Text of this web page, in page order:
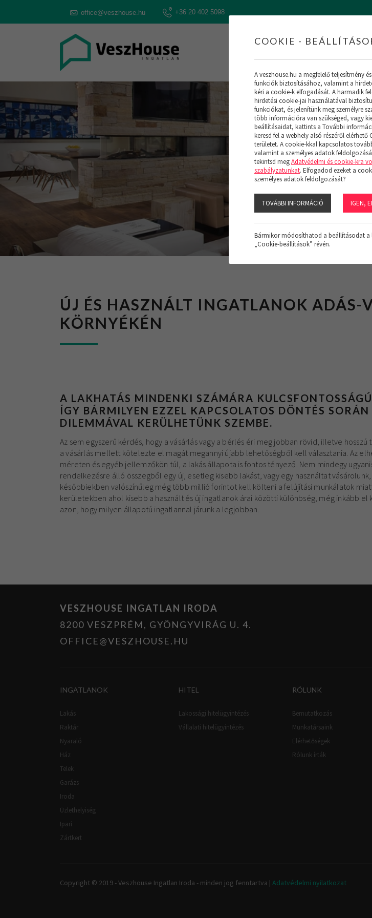
office@veszhouse.hu +36 20 402 5098
ÚJ MENÜ
ÚJ ÉS HASZNÁLT INGATLANOK ADÁS-
KÖRNYÉKÉN
A LAKHATÁS MINDENKI SZÁMÁRA
ÍGY BÁRMILYEN EZZEL KAPCSOLATOS DÖNTÉS
DILEMMÁVAL KERÜLHETÜNK SZEMBE.
Az sem egyszerű kérdés, hogy a vásárlás vagy a bérlés éri meg jobban rövid, illetve hosszú
a vásárlás mellett kötelezte el magát megannyi újabb lehetőségből kell választania. Az
méreten és egyéb jellemzőkön túl, a lakás állapota is fontos tényező. Nem mindegy
rendelkezésre álló összegből egy új, esetleg kisebb lakást, vagy egy használtat
későbbiekben valószínűleg még több millió forintot kell költeni a felújítási munkálatok
kerületekben ahol kisebb a használt és új ingatlanok árai közötti különbség, még inkább
azon, hogy milyen állapotú ingatlannal járunk a legjobban.
VESZHOUSE INGATLAN IRODA
8200 VESZPRÉM, GYÖNGYVIRÁG U. 4.
OFFICE@VESZHOUSE.HU
INGATLANOK
Lakás
Raktár
Nyaraló
Ház
Telek
Garázs
Iroda
Üzlethelyiség
Ipari
Zártkert
HITEL
Lakossági hitelügyintézés
Vállalati hitelügyintézés
RÓLUNK
Bemutatkozás
Munkatársaink
Elérhetőségek
Rólunk írták
Copyright © 2019 - Veszhouse Ingatlan Iroda - minden jog fenntartva | Adatvédelmi nyilatkozat
COOKIE -
A veszhouse.hu a megfelelő teljesítmény
funkciók biztosításához, valamint a
kéri a cookie-k elfogadását. A harmadik
hirdetési cookie-jai használatával
funkciókat, és jelenítünk meg személyre
több információra van szükséged, vagy
beállításaidat, kattints a További
keresd fel a webhely alsó részéről
területet. A cookie-kkal kapcsolatos
valamint a személyes adatok
tekintsd megAdatvédelmi és cookie-kra
szabályzatunkat. Elfogadod ezeket a
személyes adatok feldolgozását?
TOVÁBBI INFORMÁCIÓ IGEN,
Bármikor módosíthatod a beállításodat a
„Cookie-beállítások” révén.